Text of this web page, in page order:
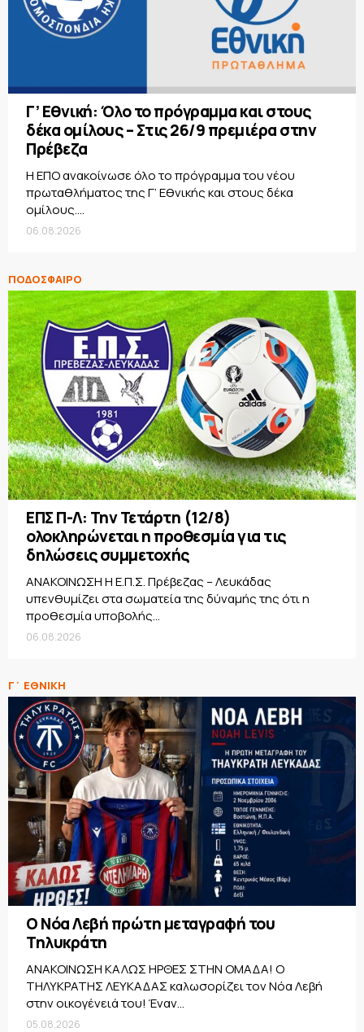
Γ’ Εθνική: Όλο το πρόγραμμα και στους
δέκα ομίλους – Στις 26/9 πρεμιέρα στην
Πρέβεζα
Η ΕΠΟ ανακοίνωσε όλο το πρόγραμμα του νέου
πρωταθλήματος της Γ’ Εθνικής και στους δέκα
ομίλους....
06.08.2026
ΠΟΔΟΣΦΑΙΡΟ
ΕΠΣ Π-Λ: Την Τετάρτη (12/8)
ολοκληρώνεται η προθεσμία για τις
δηλώσεις συμμετοχής
ΑΝΑΚΟΙΝΩΣΗ Η Ε.Π.Σ. Πρέβεζας – Λευκάδας
υπενθυμίζει στα σωματεία της δύναμής της ότι η
προθεσμία υποβολής...
06.08.2026
Γ΄ ΕΘΝΙΚΗ
Ο Νόα Λεβή πρώτη μεταγραφή του
Τηλυκράτη
ΑΝΑΚΟΙΝΩΣΗ ΚΑΛΩΣ ΗΡΘΕΣ ΣΤΗΝ ΟΜΑΔΑ! Ο
ΤΗΛΥΚΡΑΤΗΣ ΛΕΥΚΑΔΑΣ καλωσορίζει τον Νόα Λεβή
στην οικογένειά του! Έναν...
05.08.2026